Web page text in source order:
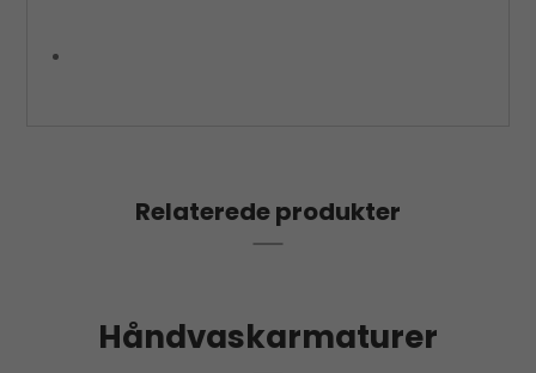
Relaterede produkter
Håndvaskarmaturer